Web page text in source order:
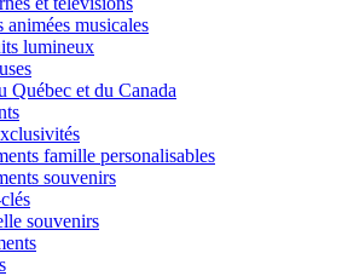
animées musicales
lumineux
Québec et du Canada
famille personalisables
souvenirs
souvenirs